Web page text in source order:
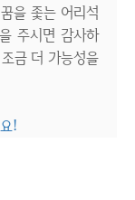
을 좇는 어리석
주시면 감사하
금 더 가능성을
!